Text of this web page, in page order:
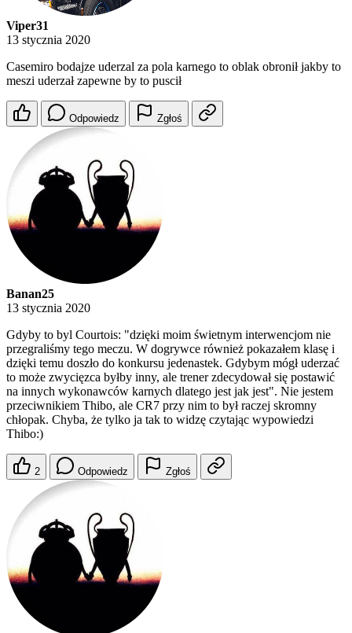
Viper31
13 stycznia 2020
Casemiro bodajze uderzal za pola karnego to oblak obronił jakby to
meszi uderzał zapewne by to puscił
Odpowiedz Zgłoś
Banan25
13 stycznia 2020
Gdyby to byl Courtois: "dzięki moim świetnym interwencjom nie
przegraliśmy tego meczu. W dogrywce również pokazałem klasę i
dzięki temu doszło do konkursu jedenastek. Gdybym mógł uderzać
to może zwycięzca byłby inny, ale trener zdecydował się postawić
na innych wykonawców karnych dlatego jest jak jest". Nie jestem
przeciwnikiem Thibo, ale CR7 przy nim to był raczej skromny
chłopak. Chyba, że tylko ja tak to widzę czytając wypowiedzi
Thibo:)
2 Odpowiedz Zgłoś